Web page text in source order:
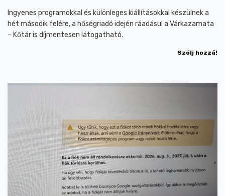
Ingyenes programokkal és különleges kiállításokkal készülnek a
hét második felére, a hőségriadó idején ráadásul a Várkazamata
– Kőtár is díjmentesen látogatható.
Szólj hozzá!